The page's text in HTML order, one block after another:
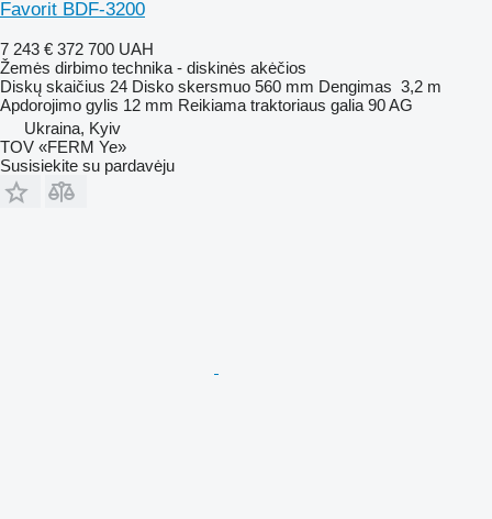
Favorit BDF-3200
7 243 € 372 700 UAH
Žemės dirbimo technika - diskinės akėčios
Diskų skaičius 24 Disko skersmuo 560 mm Dengimas 3,2 m
Apdorojimo gylis 12 mm Reikiama traktoriaus galia 90 AG
Ukraina, Kyiv
TOV «FERM Ye»
Susisiekite su pardavėju